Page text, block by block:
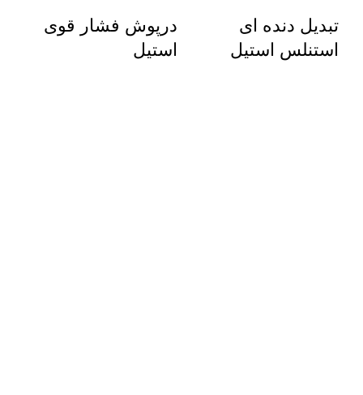
تبدیل دنده ای
استنلس استیل
درپوش فشار قوی
استیل